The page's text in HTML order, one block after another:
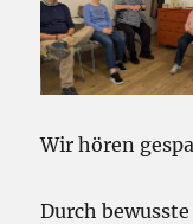
Wir hören
Durch